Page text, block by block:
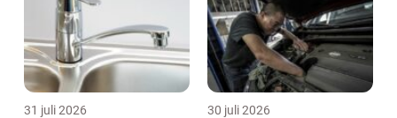
31 juli 2026 30 juli 2026